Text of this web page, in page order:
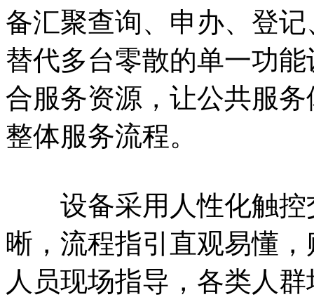
备汇聚查询、申办、登
替代多台零散的单一功
合服务资源，让公共服
整体服务流程。
设备采用人性化触控
晰，流程指引直观易懂
人员现场指导，各类人